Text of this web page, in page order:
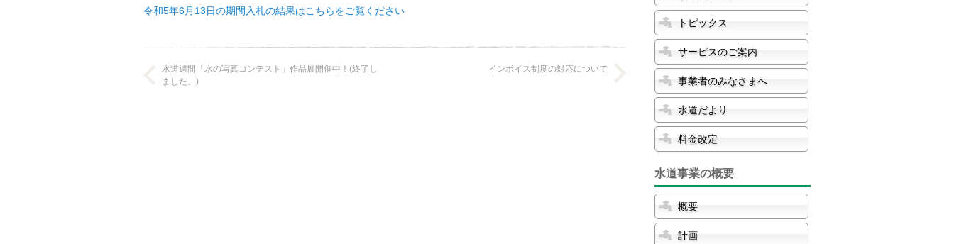
令和5年6月13日の期間入札の結果はこちらをご覧ください
水道週間「水の写真コンテスト」作品展開催中！(終了し
ました。)
インボイス制度の対応について
トピックス
サービスのご案内
事業者のみなさまへ
水道だより
料金改定
水道事業の概要
概要
計画